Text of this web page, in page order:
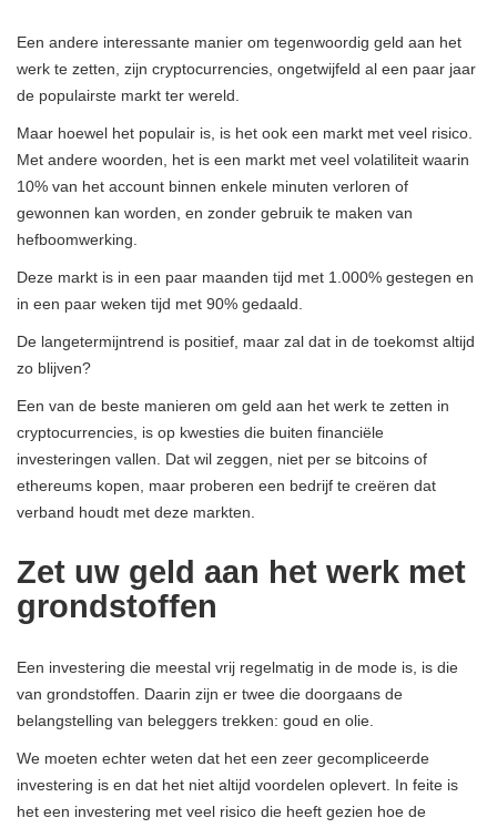
Een andere interessante manier om tegenwoordig geld aan het
werk te zetten, zijn cryptocurrencies, ongetwijfeld al een paar jaar
de populairste markt ter wereld.
Maar hoewel het populair is, is het ook een markt met veel risico.
Met andere woorden, het is een markt met veel volatiliteit waarin
10% van het account binnen enkele minuten verloren of
gewonnen kan worden, en zonder gebruik te maken van
hefboomwerking.
Deze markt is in een paar maanden tijd met 1.000% gestegen en
in een paar weken tijd met 90% gedaald.
De langetermijntrend is positief, maar zal dat in de toekomst altijd
zo blijven?
Een van de beste manieren om geld aan het werk te zetten in
cryptocurrencies, is op kwesties die buiten financiële
investeringen vallen. Dat wil zeggen, niet per se bitcoins of
ethereums kopen, maar proberen een bedrijf te creëren dat
verband houdt met deze markten.
Zet uw geld aan het werk met
grondstoffen
Een investering die meestal vrij regelmatig in de mode is, is die
van grondstoffen. Daarin zijn er twee die doorgaans de
belangstelling van beleggers trekken: goud en olie.
We moeten echter weten dat het een zeer gecompliceerde
investering is en dat het niet altijd voordelen oplevert. In feite is
het een investering met veel risico die heeft gezien hoe de